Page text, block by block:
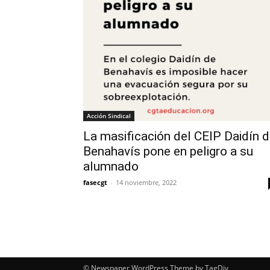
Acción Sindical
La masificación del CEIP Daidín
Benahavís pone en peligro a su
alumnado
fasecgt - 14 noviembre, 2022
© Newspaper WordPress Theme by TagDiv